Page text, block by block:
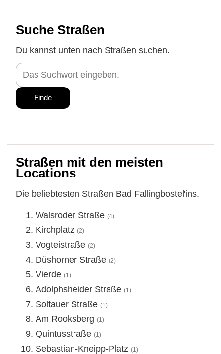
Suche Straßen
Du kannst unten nach Straßen suchen.
Straßen mit den meisten
Locations
Die beliebtesten Straßen Bad Fallingbostel'ins.
Walsroder Straße (4)
Kirchplatz (2)
Vogteistraße (2)
Düshorner Straße (2)
Vierde (1)
Adolphsheider Straße (1)
Soltauer Straße (1)
Am Rooksberg (1)
Quintusstraße (1)
Sebastian-Kneipp-Platz (1)